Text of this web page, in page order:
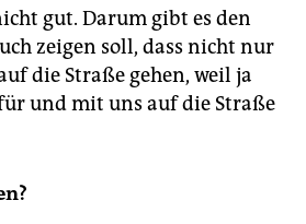
gut. Darum gibt es den
zeigen soll, dass nicht nur
die Straße gehen, weil ja
und mit uns auf die Straße